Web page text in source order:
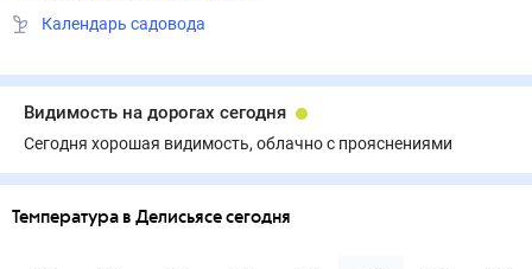
Календарь садовода
Видимость на дорогах сегодня
Сегодня хорошая видимость, облачно с прояснениями
Температура в Делисьясе сегодня